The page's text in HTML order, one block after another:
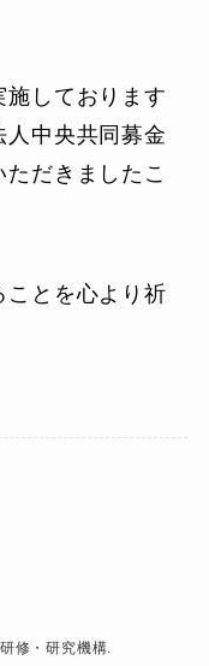
施しております
中央共同募金
だきましたこ
ことを心より祈
修・研究機構.